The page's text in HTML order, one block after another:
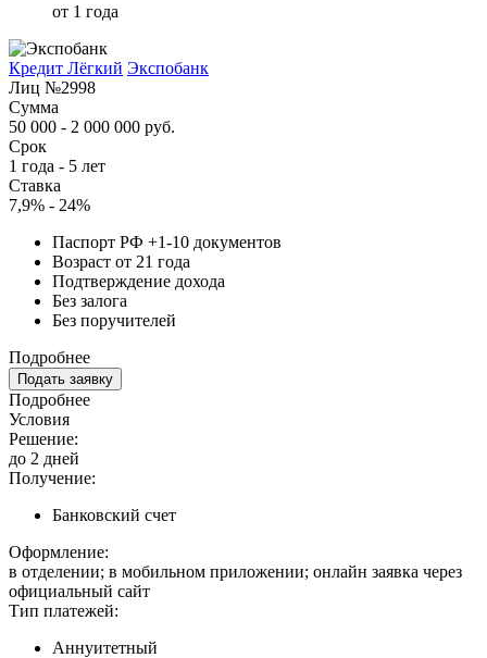
от 1 года
Кредит Лёгкий Экспобанк
Лиц №2998
Сумма
50 000 - 2 000 000 руб.
Срок
1 года - 5 лет
Ставка
7,9% - 24%
Паспорт РФ +1-10 документов
Возраст от 21 года
Подтверждение дохода
Без залога
Без поручителей
Подробнее
Подать заявку
Подробнее
Условия
Решение:
до 2 дней
Получение:
Банковский счет
Оформление:
в отделении; в мобильном приложении; онлайн заявка через
официальный сайт
Тип платежей:
Аннуитетный